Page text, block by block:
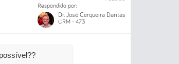
Respondido por:
Dr. José Cerqueira Dantas
CRM - 473